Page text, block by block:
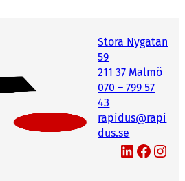
Stora Nygatan
59
211 37 Malmö
070 – 799 57
43
rapidus@rapi
dus.se
LinkedIn Facebook Instagram